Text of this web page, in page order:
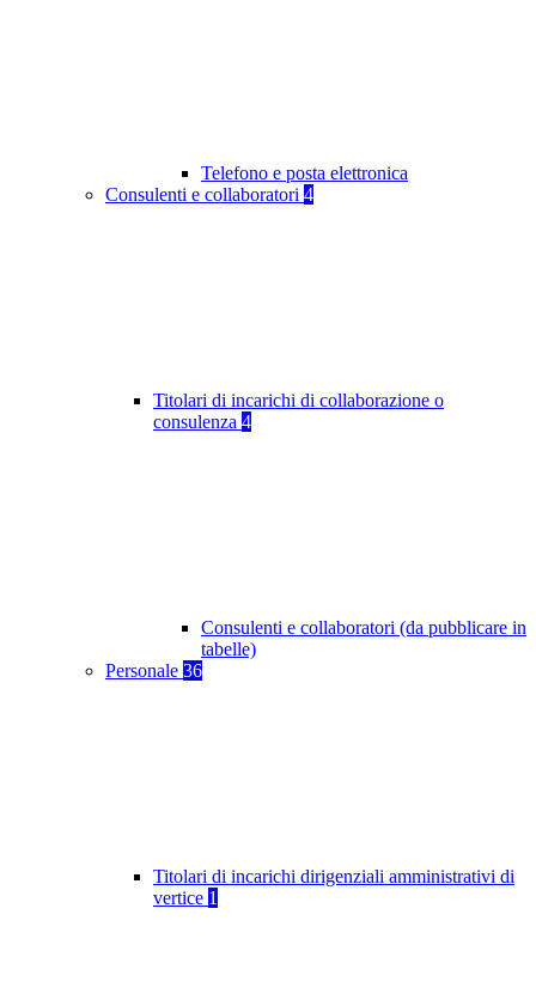
Telefono e posta elettronica
Consulenti e collaboratori 4
Titolari di incarichi di collaborazione o
consulenza 4
Consulenti e collaboratori (da pubblicare in
tabelle)
Personale 36
Titolari di incarichi dirigenziali amministrativi di
vertice 1